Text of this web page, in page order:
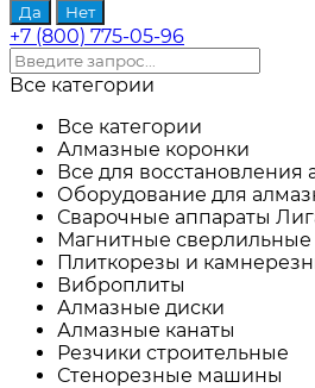
+7 (800) 775-05-96
Все категории
Все категории
Алмазные коронки
Все для восстановления
Оборудование для
Сварочные аппараты
Магнитные сверлильные
Плиткорезы и
Виброплиты
Алмазные диски
Алмазные канаты
Резчики строительные
Стенорезные машины